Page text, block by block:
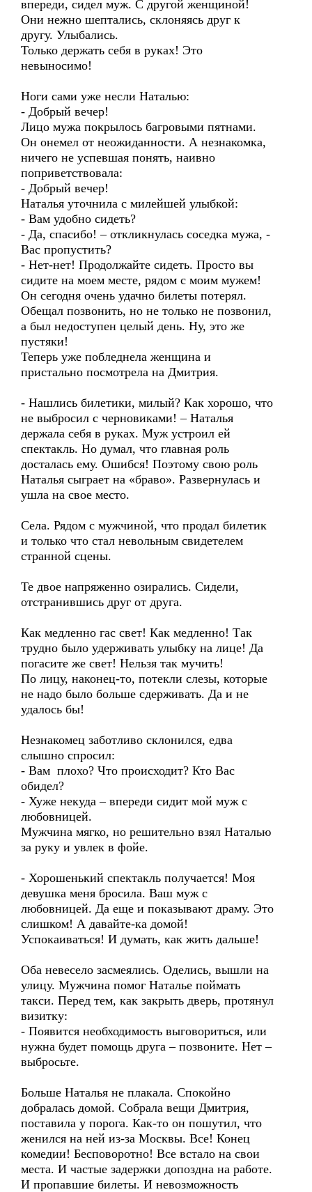
впереди, сидел муж. С другой женщиной!
Они нежно шептались, склоняясь друг к
другу. Улыбались.
Только держать себя в руках! Это
невыносимо!
Ноги сами уже несли Наталью:
- Добрый вечер!
Лицо мужа покрылось багровыми пятнами.
Он онемел от неожиданности. А незнакомка,
ничего не успевшая понять, наивно
поприветствовала:
- Добрый вечер!
Наталья уточнила с милейшей улыбкой:
- Вам удобно сидеть?
- Да, спасибо! – откликнулась соседка мужа, -
Вас пропустить?
- Нет-нет! Продолжайте сидеть. Просто вы
сидите на моем месте, рядом с моим мужем!
Он сегодня очень удачно билеты потерял.
Обещал позвонить, но не только не позвонил,
а был недоступен целый день. Ну, это же
пустяки!
Теперь уже побледнела женщина и
пристально посмотрела на Дмитрия.
- Нашлись билетики, милый? Как хорошо, что
не выбросил с черновиками! – Наталья
держала себя в руках. Муж устроил ей
спектакль. Но думал, что главная роль
досталась ему. Ошибся! Поэтому свою роль
Наталья сыграет на «браво». Развернулась и
ушла на свое место.
Села. Рядом с мужчиной, что продал билетик
и только что стал невольным свидетелем
странной сцены.
Те двое напряженно озирались. Сидели,
отстранившись друг от друга.
Как медленно гас свет! Как медленно! Так
трудно было удерживать улыбку на лице! Да
погасите же свет! Нельзя так мучить!
По лицу, наконец-то, потекли слезы, которые
не надо было больше сдерживать. Да и не
удалось бы!
Незнакомец заботливо склонился, едва
слышно спросил:
- Вам плохо? Что происходит? Кто Вас
обидел?
- Хуже некуда – впереди сидит мой муж с
любовницей.
Мужчина мягко, но решительно взял Наталью
за руку и увлек в фойе.
- Хорошенький спектакль получается! Моя
девушка меня бросила. Ваш муж с
любовницей. Да еще и показывают драму. Это
слишком! А давайте-ка домой!
Успокаиваться! И думать, как жить дальше!
Оба невесело засмеялись. Оделись, вышли на
улицу. Мужчина помог Наталье поймать
такси. Перед тем, как закрыть дверь, протянул
визитку:
- Появится необходимость выговориться, или
нужна будет помощь друга – позвоните. Нет –
выбросьте.
Больше Наталья не плакала. Спокойно
добралась домой. Собрала вещи Дмитрия,
поставила у порога. Как-то он пошутил, что
женился на ней из-за Москвы. Все! Конец
комедии! Бесповоротно! Все встало на свои
места. И частые задержки допоздна на работе.
И пропавшие билеты. И невозможность